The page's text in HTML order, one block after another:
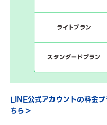
LINE公式アカウントの料金
ちら＞